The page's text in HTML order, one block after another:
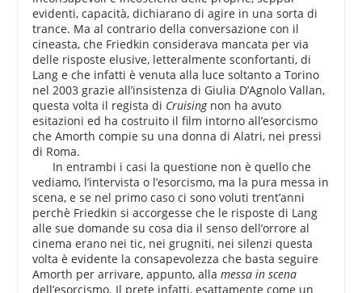
evidenti, capacità, dichiarano di agire in una sorta di
trance. Ma al contrario della conversazione con il
cineasta, che Friedkin considerava mancata per via
delle risposte elusive, letteralmente sconfortanti, di
Lang e che infatti è venuta alla luce soltanto a Torino
nel 2003 grazie all’insistenza di Giulia D’Agnolo Vallan,
questa volta il regista di Cruisingnon ha avuto
esitazioni ed ha costruito il film intorno all’esorcismo
che Amorth compie su una donna di Alatri, nei pressi
di Roma.
In entrambi i casi la questione non è quello che
vediamo, l’intervista o l’esorcismo, ma la pura messa in
scena, e se nel primo caso ci sono voluti trent’anni
perchè Friedkin si accorgesse che le risposte di Lang
alle sue domande su cosa dia il senso dell’orrore al
cinema erano nei tic, nei grugniti, nei silenzi questa
volta è evidente la consapevolezza che basta seguire
Amorth per arrivare, appunto, allamessa in scena
dell’esorcismo. Il prete infatti, esattamente come un